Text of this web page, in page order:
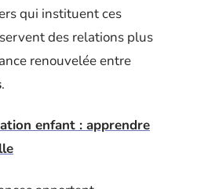
qui instituent ces
des relations plus
renouvelée entre
.
enfant : apprendre